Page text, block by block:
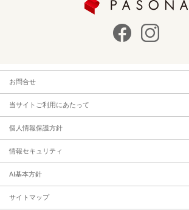
お問合せ
当サイトご利用にあたって
個人情報保護方針
情報セキュリティ
AI基本方針
サイトマップ